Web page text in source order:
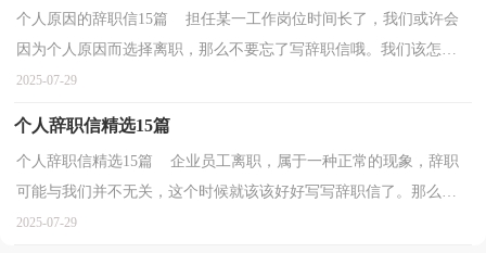
个人原因的辞职信15篇 担任某一工作岗位时间长了，我们或许会
因为个人原因而选择离职，那么不要忘了写辞职信哦。我们该怎么
写辞职信呢？下面是小编精心整理的个人原因的辞职信...
2025-07-29
个人辞职信精选15篇
个人辞职信精选15篇 企业员工离职，属于一种正常的现象，辞职
可能与我们并不无关，这个时候就该该好好写写辞职信了。那么辞
职信里该包含哪些内容呢？下面是小编整理的个人辞职信...
2025-07-29